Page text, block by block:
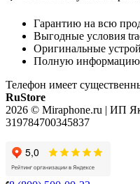
Гарантию на всю
Выгодные условия
Оригинальные
Полную информацию
Телефон имеет
RuStore
2026 © Miraphone.ru | ИП
319784700345837